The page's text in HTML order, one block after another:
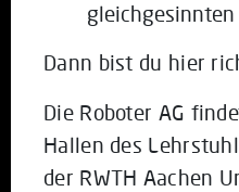
gleichgesinnten
Dann bist du hier
Die Roboter AG
Hallen des
der RWTH Aachen